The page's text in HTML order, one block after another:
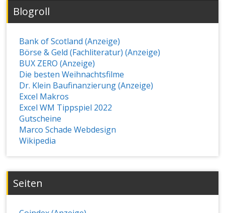
Blogroll
Bank of Scotland (Anzeige)
Börse & Geld (Fachliteratur) (Anzeige)
BUX ZERO (Anzeige)
Die besten Weihnachtsfilme
Dr. Klein Baufinanzierung (Anzeige)
Excel Makros
Excel WM Tippspiel 2022
Gutscheine
Marco Schade Webdesign
Wikipedia
Seiten